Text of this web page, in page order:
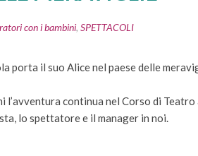
con i bambini, SPETTACOLI
porta il suo Alice nel paese delle
l’avventura continua nel Corso di
lo spettatore e il manager in noi.